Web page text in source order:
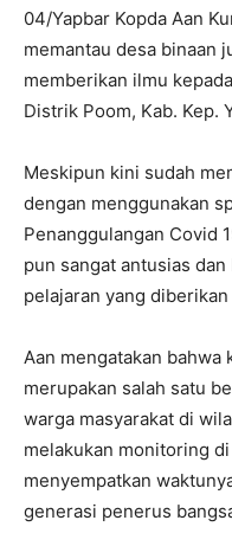
04/Yapbar Kopda Aan
memantau desa binaan
memberikan ilmu
Distrik Poom, Kab. Kep.
Meskipun kini sudah
dengan menggunakan
Penanggulangan Covid
pun sangat antusias
pelajaran yang
Aan mengatakan bahwa
merupakan salah satu
warga masyarakat di
melakukan monitoring
menyempatkan
generasi penerus